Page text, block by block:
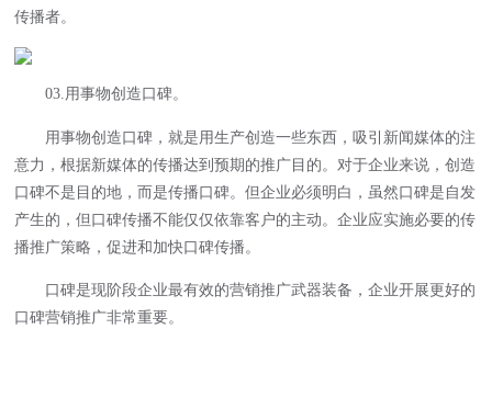
传播者。
03.用事物创造口碑。
用事物创造口碑，就是用生产创造一些东西，吸引新闻媒体的注
意力，根据新媒体的传播达到预期的推广目的。对于企业来说，创造
口碑不是目的地，而是传播口碑。但企业必须明白，虽然口碑是自发
产生的，但口碑传播不能仅仅依靠客户的主动。企业应实施必要的传
播推广策略，促进和加快口碑传播。
口碑是现阶段企业最有效的营销推广武器装备，企业开展更好的
口碑营销推广非常重要。